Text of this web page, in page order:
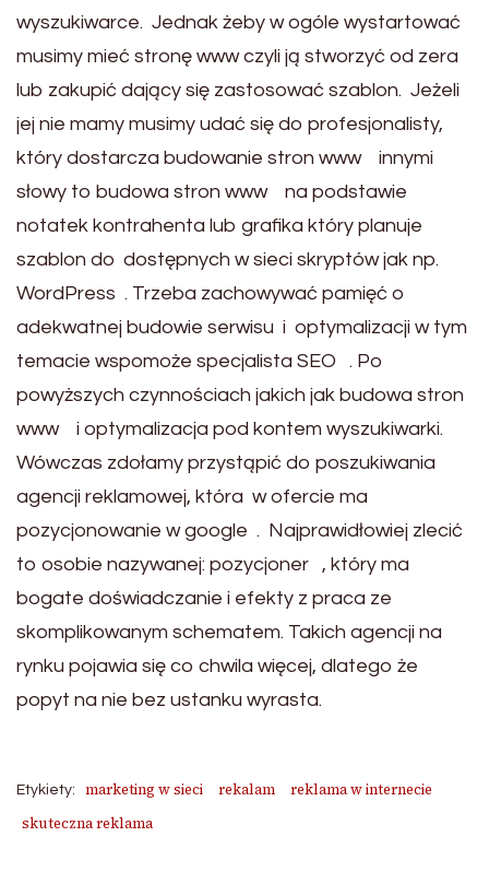
wyszukiwarce. Jednak żeby w ogóle wystartować
musimy mieć stronę www czyli ją stworzyć od zera
lub zakupić dający się zastosować szablon. Jeżeli
jej nie mamy musimy udać się do profesjonalisty,
który dostarcza budowanie stron www innymi
słowy to budowa stron www na podstawie
notatek kontrahenta lub grafika który planuje
szablon do dostępnych w sieci skryptów jak np.
WordPress . Trzeba zachowywać pamięć o
adekwatnej budowie serwisu i optymalizacji w tym
temacie wspomoże specjalista SEO . Po
powyższych czynnościach jakich jak budowa stron
www i optymalizacja pod kontem wyszukiwarki.
Wówczas zdołamy przystąpić do poszukiwania
agencji reklamowej, która w ofercie ma
pozycjonowanie w google . Najprawidłowiej zlecić
to osobie nazywanej: pozycjoner , który ma
bogate doświadczanie i efekty z praca ze
skomplikowanym schematem. Takich agencji na
rynku pojawia się co chwila więcej, dlatego że
popyt na nie bez ustanku wyrasta.
Etykiety: marketing w sieci rekalam
reklama w internecie
skuteczna reklama